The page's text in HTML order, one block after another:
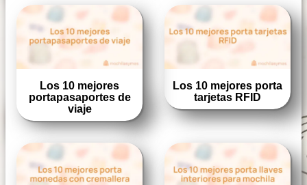
Los 10 mejores
portapasaportes de
viaje
Los 10 mejores porta
tarjetas RFID